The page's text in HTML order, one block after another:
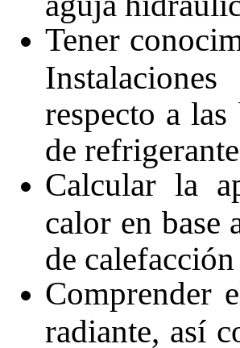
Tener
respecto a
de
Calcular la
calor en base
de
Comprender
radiante, así